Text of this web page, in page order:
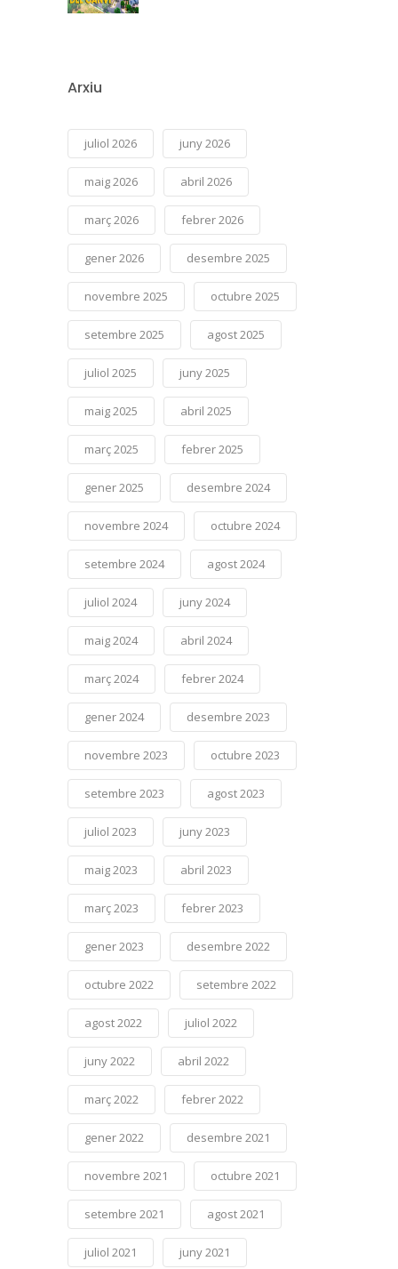
Arxiu
juliol 2026 juny 2026
maig 2026 abril 2026
març 2026 febrer 2026
gener 2026 desembre 2025
novembre 2025 octubre 2025
setembre 2025 agost 2025
juliol 2025 juny 2025
maig 2025 abril 2025
març 2025 febrer 2025
gener 2025 desembre 2024
novembre 2024 octubre 2024
setembre 2024 agost 2024
juliol 2024 juny 2024
maig 2024 abril 2024
març 2024 febrer 2024
gener 2024 desembre 2023
novembre 2023 octubre 2023
setembre 2023 agost 2023
juliol 2023 juny 2023
maig 2023 abril 2023
març 2023 febrer 2023
gener 2023 desembre 2022
octubre 2022 setembre 2022
agost 2022 juliol 2022
juny 2022 abril 2022
març 2022 febrer 2022
gener 2022 desembre 2021
novembre 2021 octubre 2021
setembre 2021 agost 2021
juliol 2021 juny 2021